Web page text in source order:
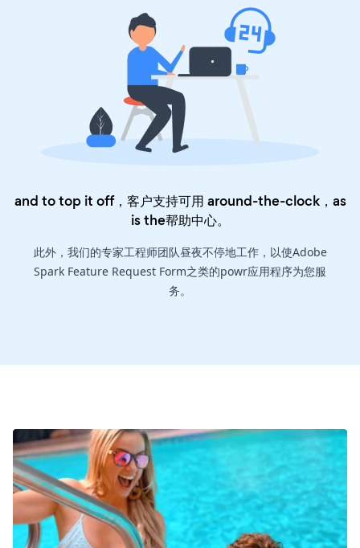
and to top it off，客户支持可用 around-the-clock，as
is the帮助中心。
此外，我们的专家工程师团队昼夜不停地工作，以使Adobe
Spark Feature Request Form之类的powr应用程序为您服
务。